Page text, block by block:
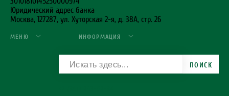
Юридический адрес банка
Москва, 127287, ул. Хуторская 2-я, д. 38А, стр. 26
МЕНЮ ИНФОРМАЦИЯ
ПОИСК